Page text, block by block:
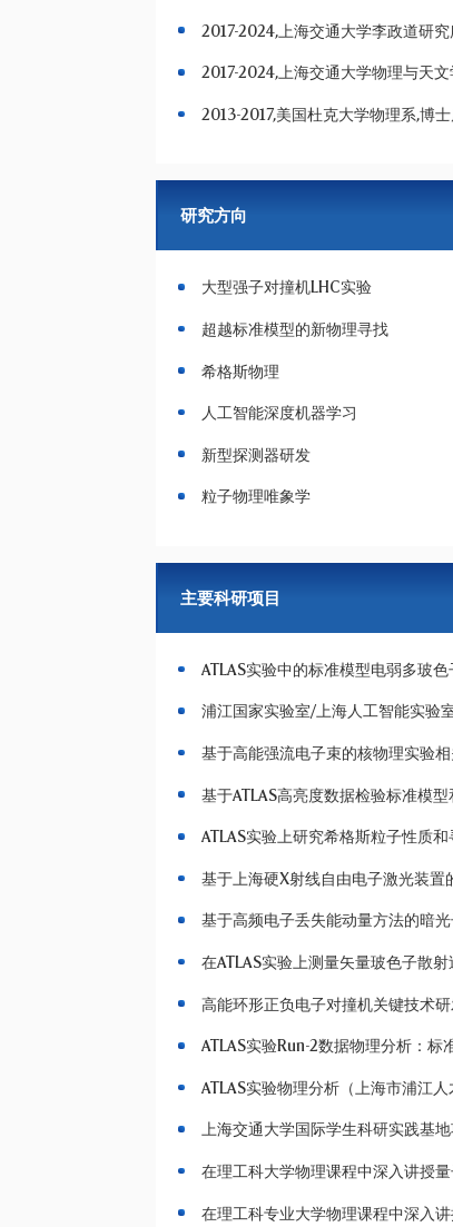
2017-2024,上海交通大学李政道研
2017-2024,上海交通大学物理与天
2013-2017,美国杜克大学物理系,博
研究方向
大型强子对撞机LHC实验
超越标准模型的新物理寻找
希格斯物理
人工智能深度机器学习
新型探测器研发
粒子物理唯象学
主要科研项目
ATLAS实验中的标准模型电弱多玻
浦江国家实验室/上海人工智能实验
基于高能强流电子束的核物理实验
基于ATLAS高亮度数据检验标准模
ATLAS实验上研究希格斯粒子性质
基于上海硬X射线自由电子激光装置
基于高频电子丢失能动量方法的暗
在ATLAS实验上测量矢量玻色子散
高能环形正负电子对撞机关键技术
ATLAS实验Run-2数据物理分析：标
ATLAS实验物理分析（上海市浦江人
上海交通大学国际学生科研实践基地
在理工科大学物理课程中深入讲授
在理工科专业大学物理课程中深入